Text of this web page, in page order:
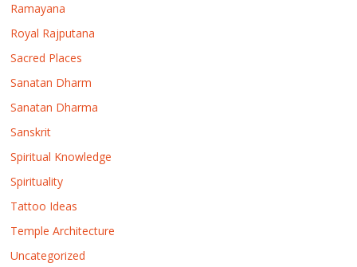
Ramayana
Royal Rajputana
Sacred Places
Sanatan Dharm
Sanatan Dharma
Sanskrit
Spiritual Knowledge
Spirituality
Tattoo Ideas
Temple Architecture
Uncategorized